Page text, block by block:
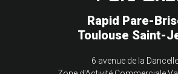
Rapid Pare-
Toulouse Saint-
6 avenue de la Dancelle